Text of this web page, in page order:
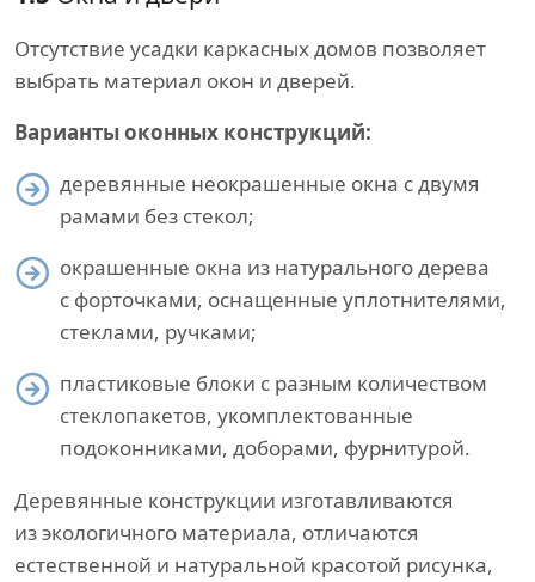
Отсутствие усадки каркасных домов позволяет
выбрать материал окон и дверей.
Варианты оконных конструкций:
деревянные неокрашенные окна с двумя
рамами без стекол;
окрашенные окна из натурального дерева
с форточками, оснащенные уплотнителями,
стеклами, ручками;
пластиковые блоки с разным количеством
стеклопакетов, укомплектованные
подоконниками, доборами, фурнитурой.
Деревянные конструкции изготавливаются
из экологичного материала, отличаются
естественной и натуральной красотой рисунка,